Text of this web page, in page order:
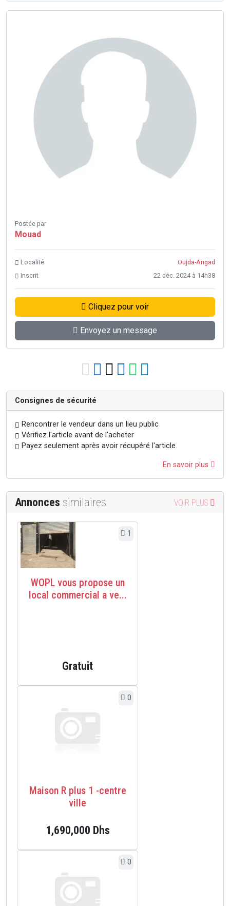
Postée par
Mouad
Localité
Oujda-Angad
Inscrit
22 déc. 2024 à 14h38
Cliquez pour voir
Envoyez un message
Consignes de sécurité
Rencontrer le vendeur dans un lieu public
Vérifiez l'article avant de l'acheter
Payez seulement après avoir récupéré l'article
En savoir plus
Annonces similaires VOIR PLUS
1
WOPL vous propose un
local commercial a ve...
Gratuit
0
Maison R plus 1 -centre
ville
1,690,000 Dhs
0